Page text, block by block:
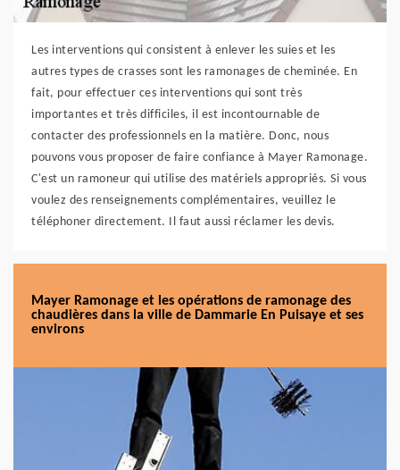
Les interventions qui consistent à enlever les suies et les
autres types de crasses sont les ramonages de cheminée. En
fait, pour effectuer ces interventions qui sont très
importantes et très difficiles, il est incontournable de
contacter des professionnels en la matière. Donc, nous
pouvons vous proposer de faire confiance à Mayer Ramonage.
C'est un ramoneur qui utilise des matériels appropriés. Si vous
voulez des renseignements complémentaires, veuillez le
téléphoner directement. Il faut aussi réclamer les devis.
Mayer Ramonage et les opérations de ramonage des
chaudières dans la ville de Dammarie En Puisaye et ses
environs